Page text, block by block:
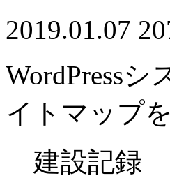
2019.01.07
WordPress
イトマップ
建設記録